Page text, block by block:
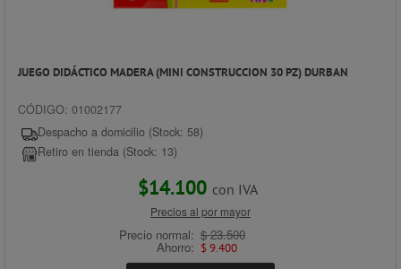
JUEGO DIDÁCTICO MADERA (MINI CONSTRUCCION 30 PZ) DURBAN
CÓDIGO: 01002177
Despacho a domicilio (Stock: 58)
Retiro en tienda (Stock: 13)
$14.100 con IVA
Precios al por mayor
Precio normal: $ 23.500
Ahorro: $ 9.400